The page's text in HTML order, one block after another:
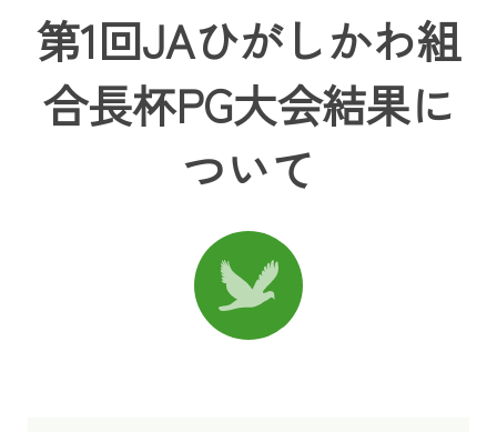
第1回JAひがしかわ組
合長杯PG大会結果に
ついて